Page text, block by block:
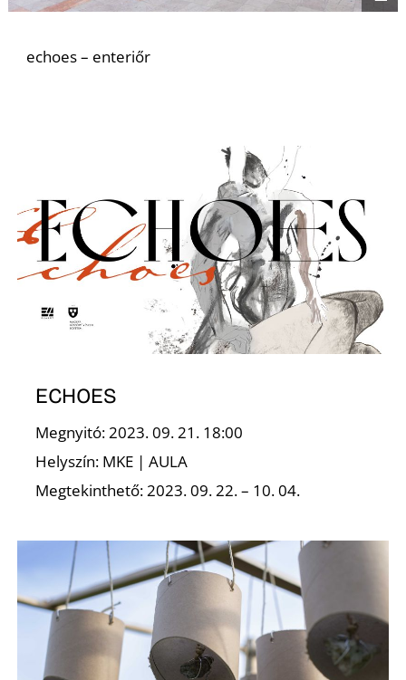
echoes – enteriőr
ECHOES
Megnyitó: 2023. 09. 21. 18:00
Helyszín: MKE | AULA
Megtekinthető: 2023. 09. 22. – 10. 04.